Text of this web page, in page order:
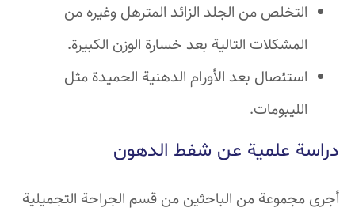
التخلص من الجلد الزائد المترهل وغيره من
المشكلات التالية بعد خسارة الوزن الكبيرة.
استئصال بعد الأورام الدهنية الحميدة مثل
الليبومات.
دراسة علمية عن شفط الدهون
أجرى مجموعة من الباحثين من قسم الجراحة التجميلية